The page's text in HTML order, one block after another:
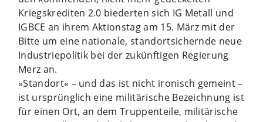
Kriegskrediten 2.0 biederten sich IG Metall und
IGBCE an ihrem Aktionstag am 15. März mit der
Bitte um eine nationale, standortsichernde neue
Industriepolitik bei der zukünftigen Regierung
Merz an.
»Standort« – und das ist nicht ironisch gemeint –
ist ursprünglich eine militärische Bezeichnung ist
für einen Ort, an dem Truppenteile, militärische